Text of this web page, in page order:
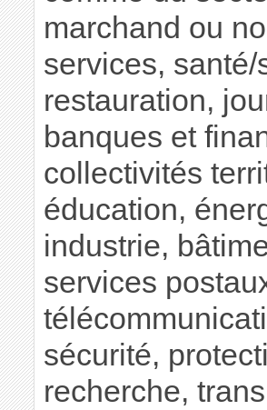
marchand ou
services,
restauration,
banques et
collectivités
éducation,
industrie,
services
sécurité,
recherche,